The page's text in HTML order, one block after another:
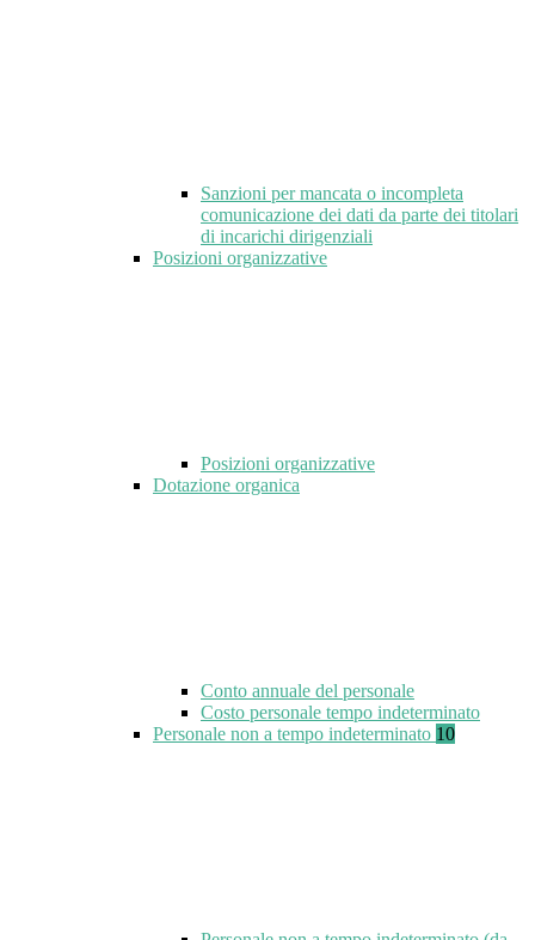
Sanzioni per mancata o incompleta
comunicazione dei dati da parte dei titolari
di incarichi dirigenziali
Posizioni organizzative
Posizioni organizzative
Dotazione organica
Conto annuale del personale
Costo personale tempo indeterminato
Personale non a tempo indeterminato 10